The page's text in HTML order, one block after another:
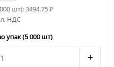
шт):3494.75₽
НДС
упак (5 000 шт)
+